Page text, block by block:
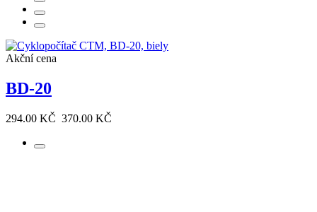
Akční cena
BD-20
294.00 KČ 370.00 KČ